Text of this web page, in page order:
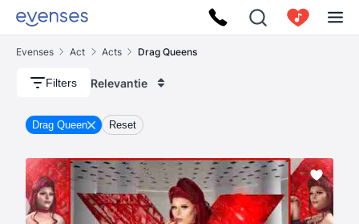
Evenses Act Acts Drag Queens
Filters Relevantie
Drag Queen Reset